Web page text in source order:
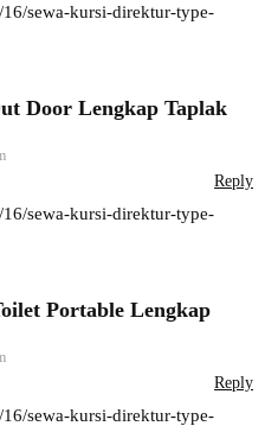
sewa-kursi-direktur-type-
Door Lengkap Taplak
Reply
sewa-kursi-direktur-type-
Portable Lengkap
Reply
sewa-kursi-direktur-type-